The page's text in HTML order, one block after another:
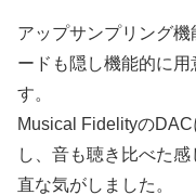
アップサンプリング
ードも隠し機能的に
す。
Musical Fidelityの
し、音も聴き比べた
直な気がしました。